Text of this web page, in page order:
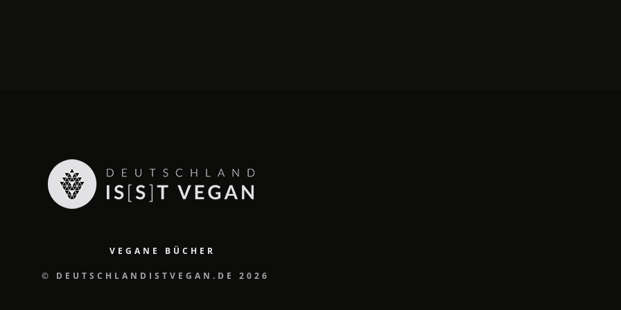
VEGANE BÜCHER
© DEUTSCHLANDISTVEGAN.DE 2026